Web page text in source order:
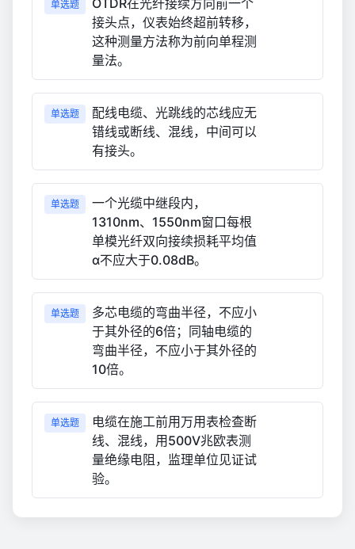
单选题
OTDR在光纤接续方向前一个
接头点，仪表始终超前转移，
这种测量方法称为前向单程测
量法。
单选题
配线电缆、光跳线的芯线应无
错线或断线、混线，中间可以
有接头。
单选题
一个光缆中继段内，
1310nm、1550nm窗口每根
单模光纤双向接续损耗平均值
α不应大于0.08dB。
单选题
多芯电缆的弯曲半径，不应小
于其外径的6倍；同轴电缆的
弯曲半径，不应小于其外径的
10倍。
单选题
电缆在施工前用万用表检查断
线、混线，用500V兆欧表测
量绝缘电阻，监理单位见证试
验。